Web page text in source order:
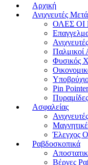
Αρχική
Ανιχνευτές
ΟΛΕΣ ΟΙ
Παλμικοί
Φυσικός
Pin
Ασφαλείας
Έλεγχος
Ραβδοσκοπικά
Βέργες